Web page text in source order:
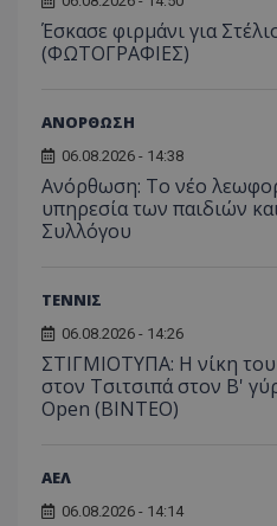
Έσκασε φιρμάνι για
(ΦΩΤΟΓΡΑΦΙΕΣ)
ΑΝΟΡΘΩΣΗ
06.08.2026 - 14:38
Ανόρθωση: Το νέο
υπηρεσία των παιδιών
Συλλόγου
ΤΕΝΝΙΣ
06.08.2026 - 14:26
ΣΤΙΓΜΙΟΤΥΠΑ: Η νίκη
στον Τσιτσιπά στον Β'
Open (ΒΙΝΤΕΟ)
ΑΕΛ
06.08.2026 - 14:14